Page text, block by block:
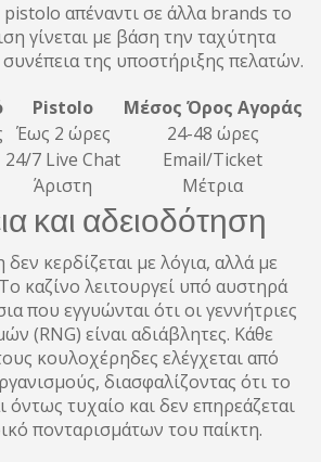
απέναντι σε άλλα brands το
γίνεται με βάση την ταχύτητα
της υποστήριξης πελατών.
Pistolo
Μέσος Όρος Αγοράς
Έως 2 ώρες
24-48 ώρες
24/7 Live Chat
Email/Ticket
Άριστη Μέτρια
και αδειοδότηση
κερδίζεται με λόγια, αλλά με
καζίνο λειτουργεί υπό αυστηρά
που εγγυώνται ότι οι γεννήτριες
(RNG) είναι αδιάβλητες. Κάθε
κουλοχέρηδες ελέγχεται από
διασφαλίζοντας ότι το
όντως τυχαίο και δεν επηρεάζεται
πονταρισμάτων του παίκτη.